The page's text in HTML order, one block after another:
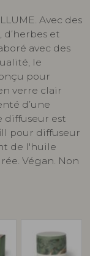
Avec des
et
avec des
le
pour
verre clair
d’une
diffuseur est
pour diffuseur
de l'huile
Végan. Non